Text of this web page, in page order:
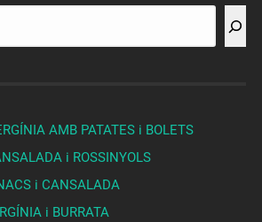
AMB PATATES i BOLETS
i ROSSINYOLS
i CANSALADA
i BURRATA